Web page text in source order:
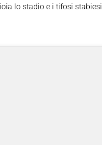
lo stadio e i tifosi stabiesi